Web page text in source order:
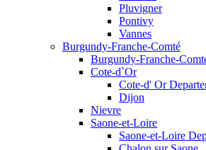
Pluvigner
Pontivy
Vannes
Burgundy-Franche-Comté
Burgundy-Franche-
Cote-d`Or
Cote-d' Or
Dijon
Nievre
Saone-et-Loire
Saone-et-Loire